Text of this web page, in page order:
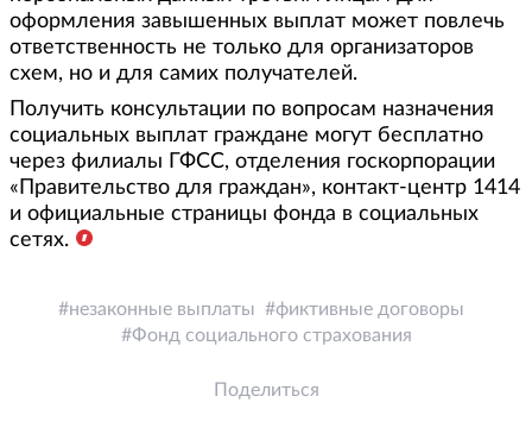
оформления завышенных выплат может повлечь
ответственность не только для организаторов
схем, но и для самих получателей.
Получить консультации по вопросам назначения
социальных выплат граждане могут бесплатно
через филиалы ГФСС, отделения госкорпорации
«Правительство для граждан», контакт-центр 1414
и официальные страницы фонда в социальных
сетях.
незаконные выплаты
фиктивные договоры
Фонд социального страхования
Поделиться